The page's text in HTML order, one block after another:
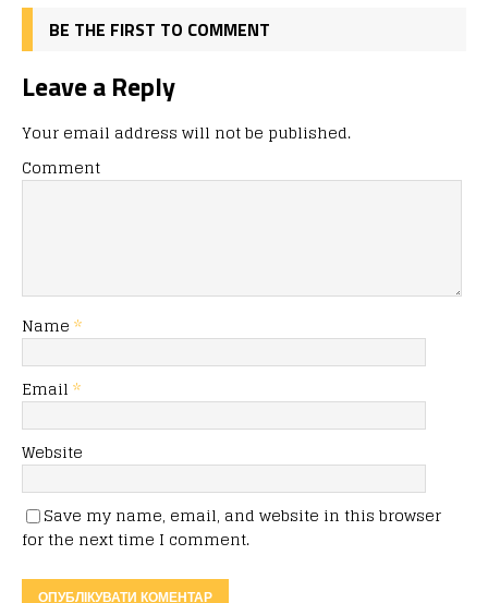
BE THE FIRST TO COMMENT
Leave a Reply
Your email address will not be published.
Comment
Name *
Email *
Website
Save my name, email, and website in this browser
for the next time I comment.